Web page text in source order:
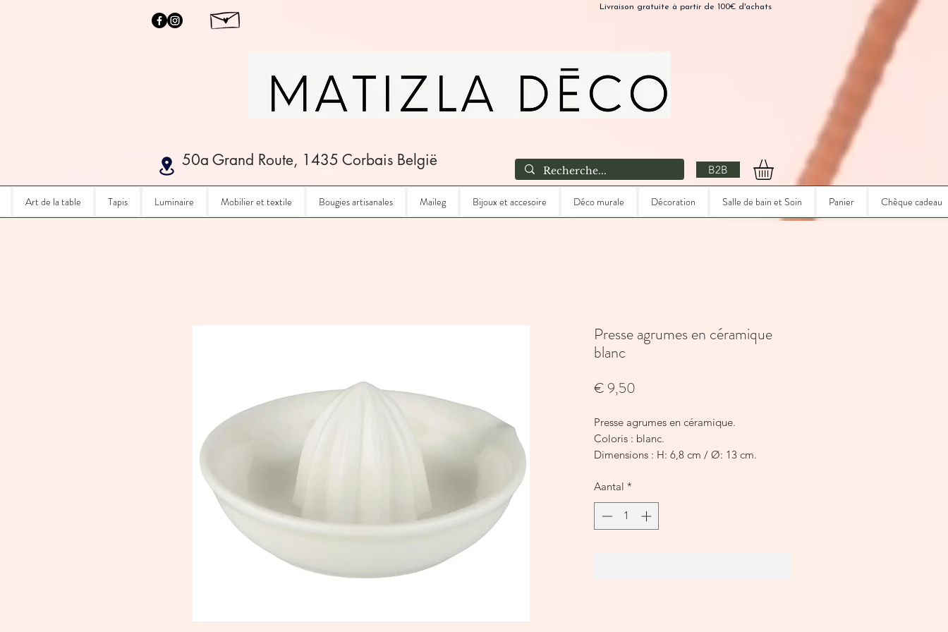
Livraison gratuite à partir de 100€ d'achats
50a Grand Route, 1435 Corbais België
B2B
Art de la table Tapis Luminaire Mobilier et textile Bougies artisanales Maileg Bijoux et accesoire Déco murale Décoration Salle de bain et Soin Panier Chèque cadeau
Presse agrumes en céramique
blanc
€ 9,50
Presse agrumes en céramique.
Coloris : blanc.
Dimensions : H: 6,8 cm / Ø: 13 cm.
Un indispensable à avoir dans sa cuisine !
Coloris : blanc.
Aantal *